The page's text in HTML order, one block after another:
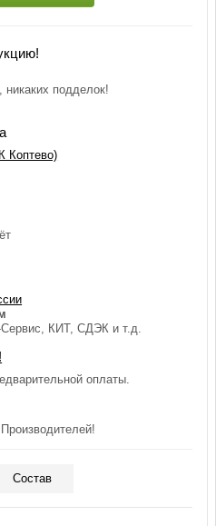
никаких подделок!
Коптево)
КИТ, СДЭК и т.д.
оплаты.
Состав